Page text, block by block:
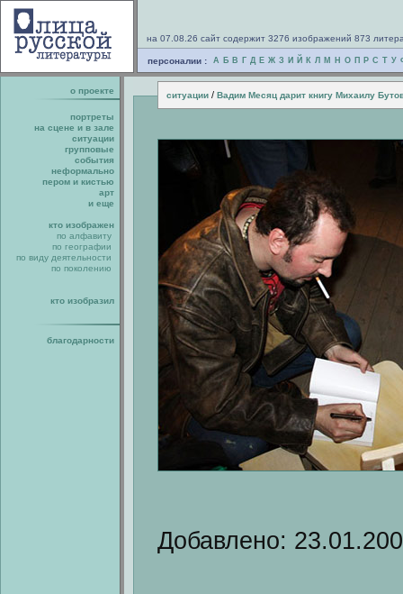
на 07.08.26 сайт содержит 3276 изображений 873
персоналии : А Б В Г Д Е Ж З И Й К Л М Н О П Р С Т У
о проекте ситуации / Вадим Месяц дарит книгу Михаилу
портреты
на сцене и в зале
ситуации
групповые
события
неформально
пером и кистью
арт
и еще
кто изображен
по алфавиту
по географии
по виду деятельности
по поколению
кто изобразил
благодарности
Добавлено: